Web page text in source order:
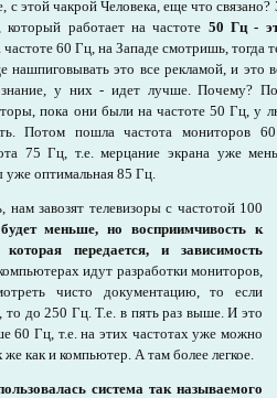
с этой чакрой Человека, еще что
работает на частоте 50 Гц -
60 Гц, на Западе смотришь, тогда
это все рекламой, и это
у них - идет лучше. Почему?
пока они были на частоте 50 Гц, у
Потом пошла частота мониторов
75 Гц, т.е. мерцание экрана уже
уже оптимальная 85 Гц.
нам завозят телевизоры с частотой 100
меньше, но восприимчивость к
передается, и зависимость
идут разработки мониторов,
чисто документацию, то если
то до 250 Гц. Т.е. в пять раз выше. И это
60 Гц, т.е. на этих частотах уже можно
как и компьютер. А там более легкое.
система так называемого